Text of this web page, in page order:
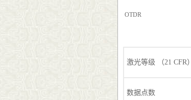
OTDR
激光等级 （21 CFR）
数据点数